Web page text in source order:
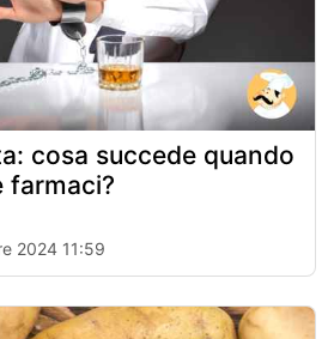
cosa succede quando
farmaci?
2024 11:59